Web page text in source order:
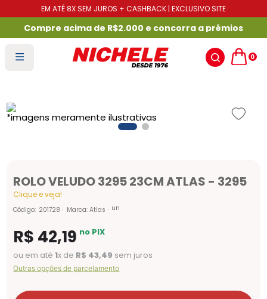
EM ATÉ 8X SEM JUROS + CASHBACK | EXCLUSIVO SITE
Compre acima de R$2.000 e concorra a prêmios
0
ROLO VELUDO 3295 23CM ATLAS - 3295
Clique e veja!
Código: 201728 Marca:Atlas un
R$ 42,19 no PIX
ou em até1x de R$ 43,49 sem juros
Outras opções de parcelamento